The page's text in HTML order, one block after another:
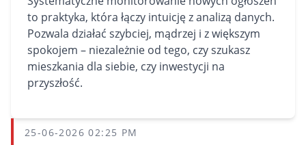
to praktyka, która łączy intuicję z analizą danych.
Pozwala działać szybciej, mądrzej i z większym
spokojem – niezależnie od tego, czy szukasz
mieszkania dla siebie, czy inwestycji na
przyszłość.
25-06-2026 02:25 PM